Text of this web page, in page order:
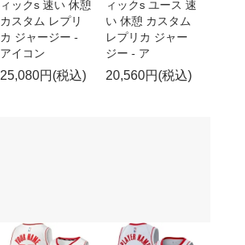
ィックs 速い 休憩
カスタム レプリ
カ ジャージー -
アイコン
25,080円(税込)
ィックs ユース 速
い 休憩 カスタム
レプリカ ジャー
ジー - ア
20,560円(税込)